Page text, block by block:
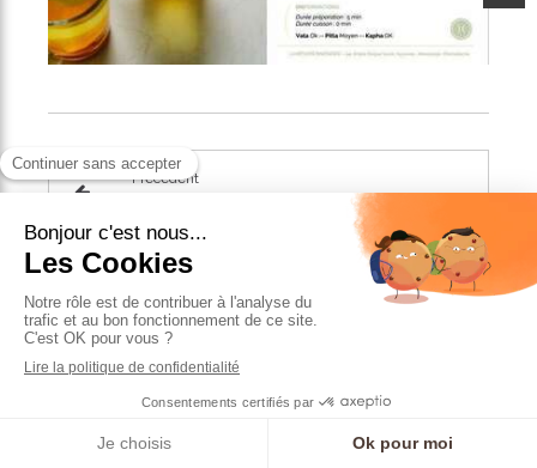
Précédent
Smoothie detox à l'aloe vera
Suivant
Cari de légumes Lait de Coco
Articles similaires